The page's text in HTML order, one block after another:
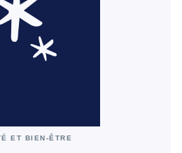
ET BIEN-ÊTRE